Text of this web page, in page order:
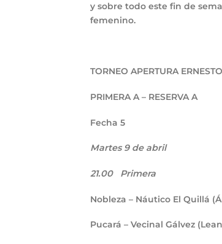
y sobre todo este fin de
femenino.
TORNEO APERTURA
PRIMERA A – RESERVA A
Fecha 5
Martes 9 de abril
21.00Primera
Nobleza – Náutico El Quillá
Pucará – Vecinal Gálvez